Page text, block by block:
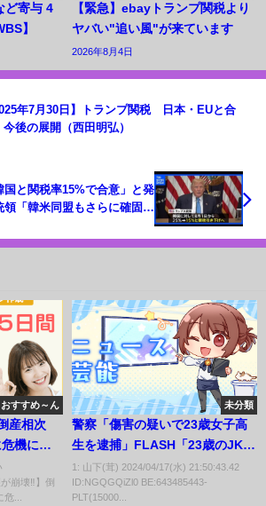
ど寄与 4
】
【緊急】ebayトランプ関税より
ヤバい"追い風"が来ています
2026年8月4日
年7月30日】トランプ関税 日本・EUと合
今後の展開（西田明弘）
国と関税率15%で合意」と発
「韓米同盟もさらに確固た
おすすめ～ん
産相次
機に。
崩壊‼️】倒
...
未分類
警察「傷害の疑いで23歳女子高
生を逮捕」FLASH「23歳のJKに
ついてkwsk」警察「…」 →
1: 山下(茸) 2024/04/17(水) 21:50:43.42
ID:NGQGQiZl0 BE:643485443-
PLT(15000...